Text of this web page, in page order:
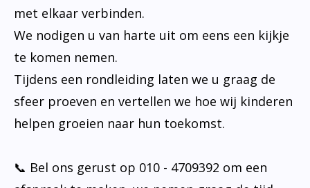
met elkaar verbinden.
We nodigen u van harte uit om eens een kijkje
te komen nemen.
Tijdens een rondleiding laten we u graag de
sfeer proeven en vertellen we hoe wij kinderen
helpen groeien naar hun toekomst.
📞 Bel ons gerust op 010 - 4709392 om een